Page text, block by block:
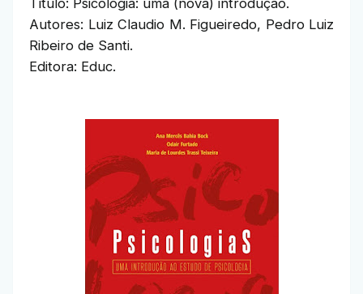
Título: Psicologia: uma (nova) introdução.
Autores: Luiz Claudio M. Figueiredo, Pedro Luiz
Ribeiro de Santi.
Editora: Educ.